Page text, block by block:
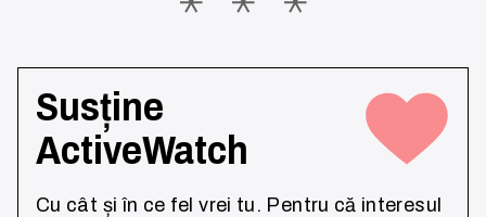
Susține
ActiveWatch
Cu cât și în ce fel vrei tu. Pentru că interesul